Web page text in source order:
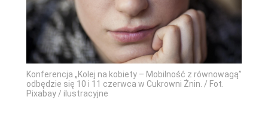
Konferencja „Kolej na kobiety – Mobilność z równowagą”
odbędzie się 10 i 11 czerwca w Cukrowni Żnin. / Fot.
Pixabay / ilustracyjne